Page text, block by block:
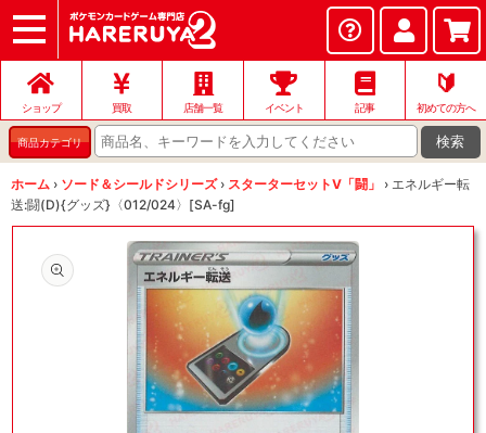
ショップ
店頭買取
ネット買取
店舗一覧
イベント
お問い合わせ
ショップ 買取 店舗一覧 イベント 記事
🔰
初めての方へ
商品カテゴリ 検索
ホーム › ソード＆シールドシリーズ › スターターセットV「闘」 › エネルギー転
送:闘(D){グッズ}〈012/024〉[SA-fg]